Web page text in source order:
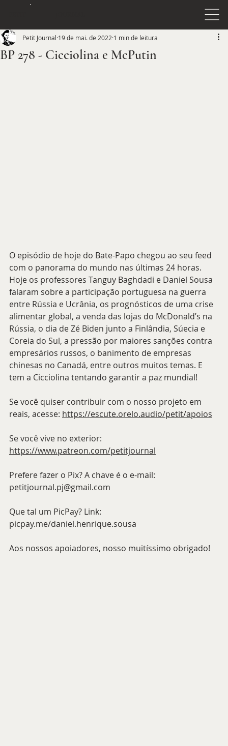
BP 278 - Cicciolina e McPutin
Petit Journal 19 de mai. de 2022 1 min de leitura
O episódio de hoje do Bate-Papo chegou ao seu feed
com o panorama do mundo nas últimas 24 horas.
Hoje os professores Tanguy Baghdadi e Daniel Sousa
falaram sobre a participação portuguesa na guerra
entre Rússia e Ucrânia, os prognósticos de uma crise
alimentar global, a venda das lojas do McDonald’s na
Rússia, o dia de Zé Biden junto a Finlândia, Súecia e
Coreia do Sul, a pressão por maiores sanções contra
empresários russos, o banimento de empresas
chinesas no Canadá, entre outros muitos temas. E
tem a Cicciolina tentando garantir a paz mundial!
Se você quiser contribuir com o nosso projeto em
reais, acesse: https://escute.orelo.audio/petit/apoios
Se você vive no exterior:
https://www.patreon.com/petitjournal
Prefere fazer o Pix? A chave é o e-mail:
petitjournal.pj@gmail.com
Que tal um PicPay? Link:
picpay.me/daniel.henrique.sousa
Aos nossos apoiadores, nosso muitíssimo obrigado!